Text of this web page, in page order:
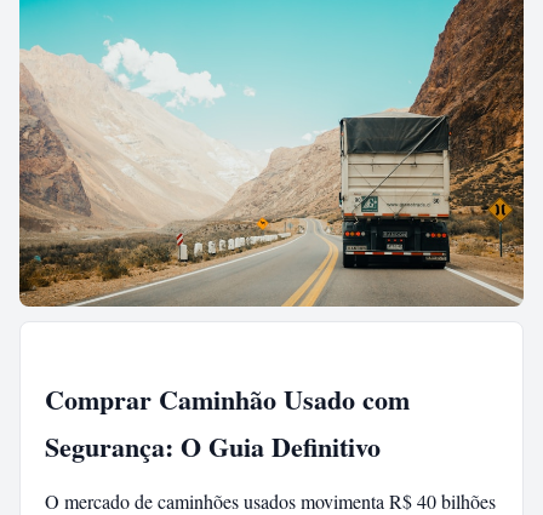
Comprar Caminhão Usado com
Segurança: O Guia Definitivo
O mercado de caminhões usados movimenta R$ 40 bilhões